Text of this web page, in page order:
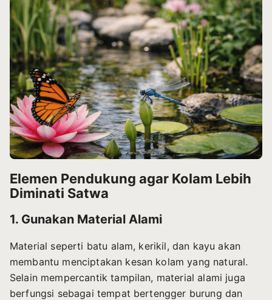
Elemen Pendukung agar Kolam Lebih
Diminati Satwa
1. Gunakan Material Alami
Material seperti batu alam, kerikil, dan kayu akan
membantu menciptakan kesan kolam yang natural.
Selain mempercantik tampilan, material alami juga
berfungsi sebagai tempat bertengger burung dan